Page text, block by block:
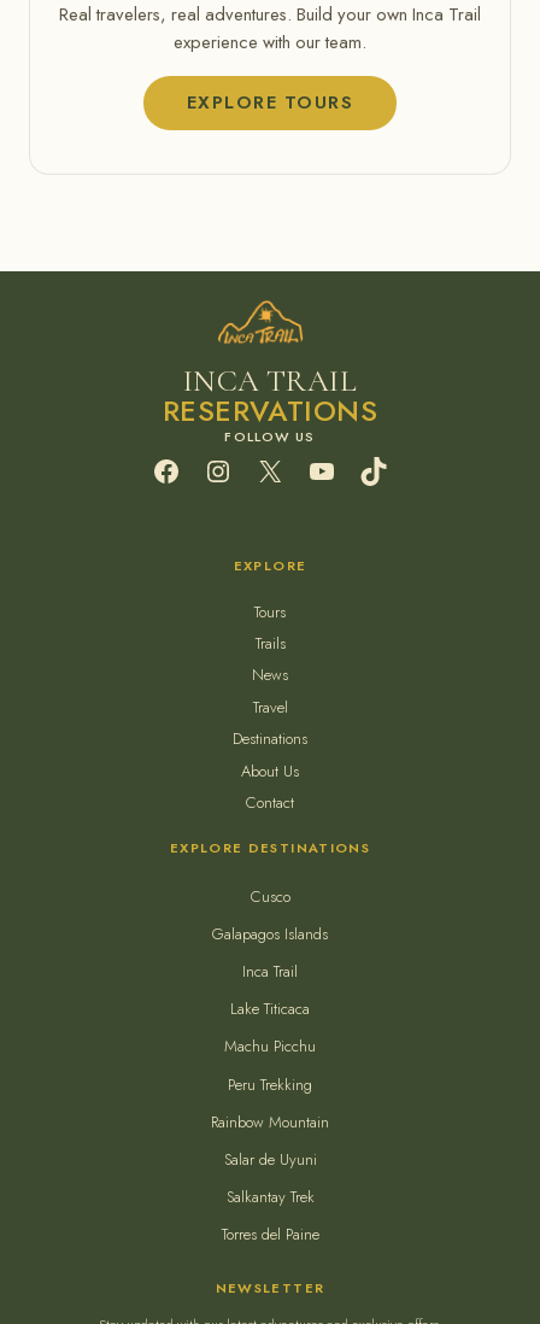
Real travelers, real adventures. Build your own Inca Trail
experience with our team.
EXPLORE TOURS
INCA TRAIL
RESERVATIONS
Facebook
Instagram
X YouTube
EXPLORE
Tours
Trails
News
Travel
Destinations
About Us
Contact
EXPLORE DESTINATIONS
Cusco
Galapagos Islands
Inca Trail
Lake Titicaca
Machu Picchu
Peru Trekking
Rainbow Mountain
Salar de Uyuni
Salkantay Trek
Torres del Paine
NEWSLETTER